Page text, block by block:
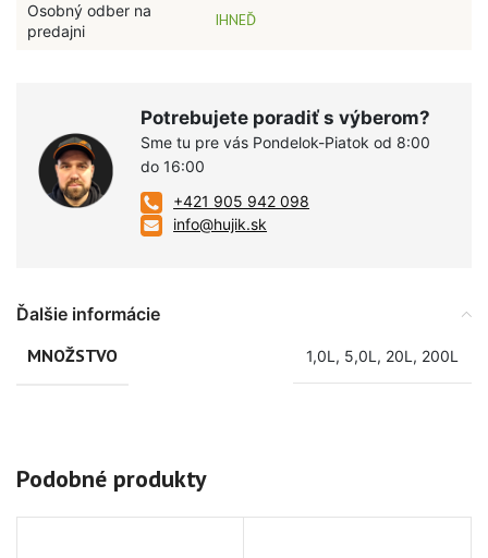
Osobný odber na
predajni
IHNEĎ
Potrebujete poradiť s výberom?
Sme tu pre vás Pondelok-Piatok od 8:00
do 16:00
+421 905 942 098
info@hujik.sk
Ďalšie informácie
MNOŽSTVO
1,0L , 5,0L , 20L , 200L
Podobné produkty